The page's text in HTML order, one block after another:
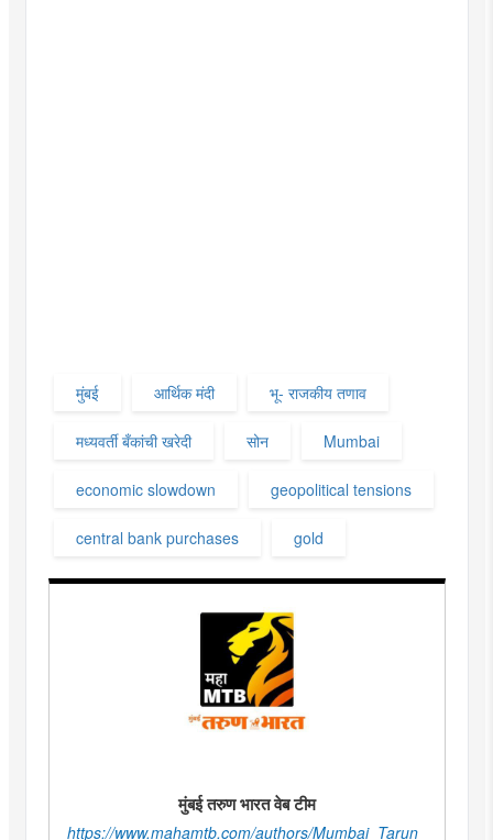
मुंबई आर्थिक मंदी भू- राजकीय तणाव
मध्यवर्ती बँकांची खरेदी सोन Mumbai
economic slowdown geopolitical tensions
central bank purchases gold
मुंबई तरुण भारत वेब टीम
https://www.mahamtb.com/authors/Mumbai_Tarun_